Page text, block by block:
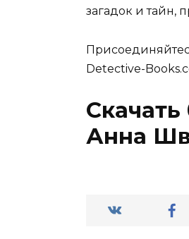
загадок и тайн,
Detective-
Анна